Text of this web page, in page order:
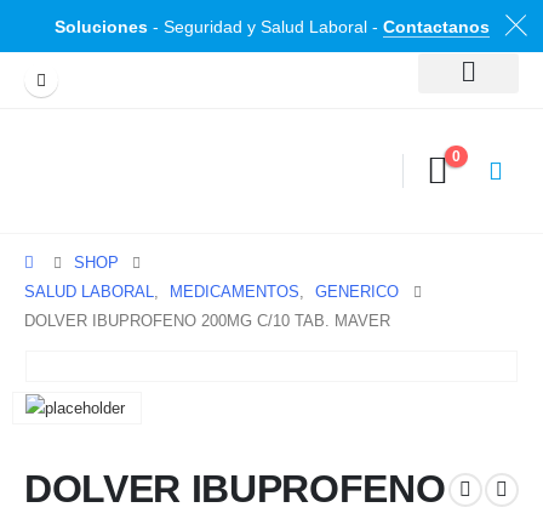
Soluciones- Seguridad y Salud Laboral - Contactanos
0
SHOP
SALUD LABORAL
MEDICAMENTOS
GENERICO
DOLVER IBUPROFENO 200MG C/10 TAB. MAVER
DOLVER IBUPROFENO